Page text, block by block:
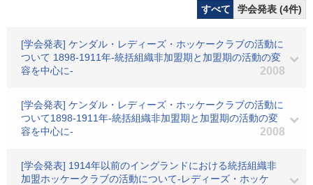
すべて
学会発表 (4件)
[学会発表] ケンダル・レディーズ・ホッケークラブの活動に
ついて 1898-1911年-統括組織非加盟期と加盟期の活動の変
容を中心に-
2008
[学会発表] ケンダル・レディーズ・ホッケークラブの活動に
ついて1898-1911年-統括組織非加盟期と加盟期の活動の変
容を中心に-
2008
[学会発表] 1914年以前のイングランドにおける統括組織非
加盟ホッケークラブの活動について-レディーズ・ホッケ